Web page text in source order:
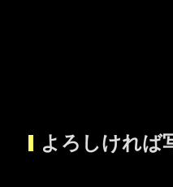
よろしければ